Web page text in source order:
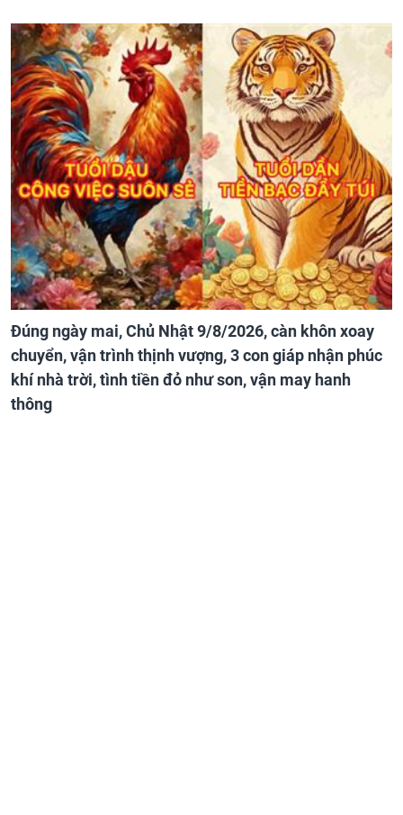
Đúng ngày mai, Chủ Nhật 9/8/2026, càn khôn xoay
chuyển, vận trình thịnh vượng, 3 con giáp nhận phúc
khí nhà trời, tình tiền đỏ như son, vận may hanh
thông